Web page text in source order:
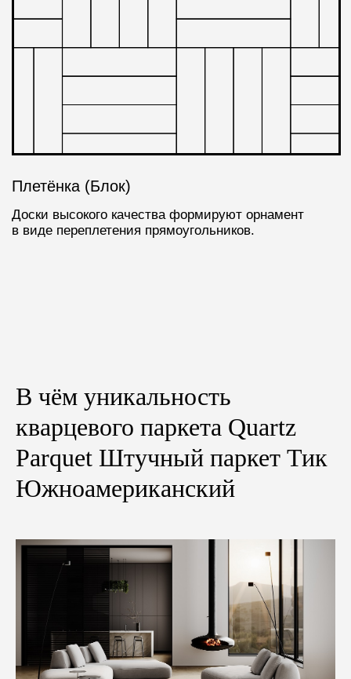
В чём уникальность
кварцевого паркета Quartz
Parquet Штучный паркет Тик
Южноамериканский